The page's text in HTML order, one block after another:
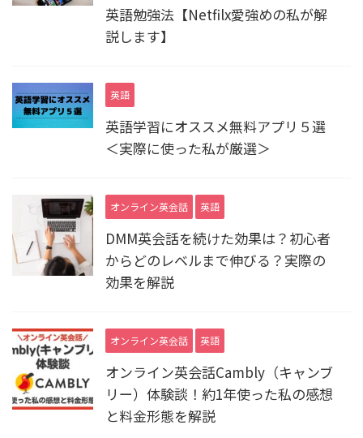
英語勉強法【Netfilx愛強めの私が解
説します】
英語
英語学習にオススメ無料アプリ５選
＜実際に使った私が厳選＞
オンライン英会話 英語
DMM英会話を続けた効果は？初心者
からどのレベルまで伸びる？実際の
効果を解説
オンライン英会話 英語
オンライン英会話Cambly（キャンブ
リー）体験談！約1年使った私の感想
と料金形態を解説